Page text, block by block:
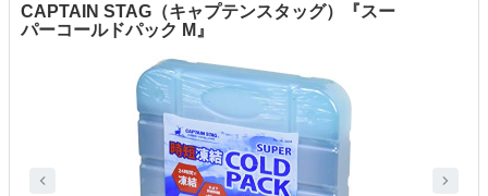
CAPTAIN STAG（キャプテンスタッグ）『スー
パーコールドパック M』